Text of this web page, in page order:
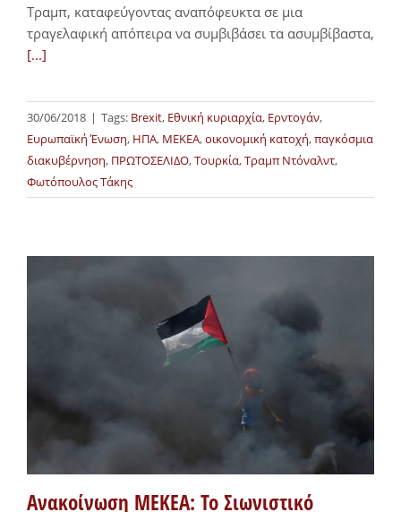
Τραμπ, καταφεύγοντας αναπόφευκτα σε μια
τραγελαφική απόπειρα να συμβιβάσει τα ασυμβίβαστα,
[...]
30/06/2018 | Tags: Brexit, Εθνική κυριαρχία, Ερντογάν,
Ευρωπαϊκή Ένωση, ΗΠΑ, ΜΕΚΕΑ,οικονομική κατοχή,παγκόσμια
διακυβέρνηση, ΠΡΩΤΟΣΕΛΙΔΟ,Τουρκία,Τραμπ Ντόναλντ,
Φωτόπουλος Τάκης
Ανακοίνωση ΜΕΚΕΑ: Το Σιωνιστικό